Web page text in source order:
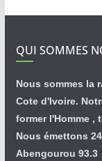
QUI SOMMES
Nous sommes la
Cote d'Ivoire.
former l'Homme ,
Nous émettons
Abengourou 93.3